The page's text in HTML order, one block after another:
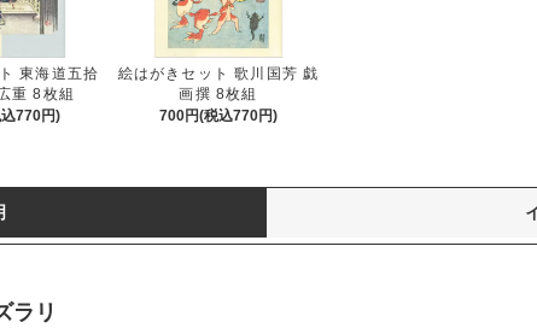
東海道五拾
重 8枚組
770円)
絵はがきセット 歌川国芳 戯
画撰 8枚組
700円(税込770円)
ラリ